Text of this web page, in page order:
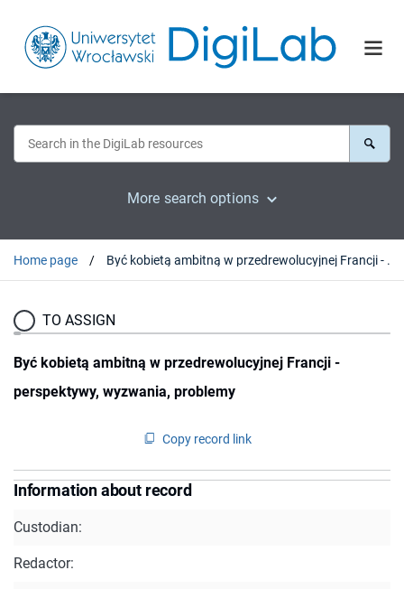
More search options
Home page Być kobietą ambitną w przedrewolucyjnej Francji - perspektywy, wyzwania, problemy
TO ASSIGN
Być kobietą ambitną w przedrewolucyjnej Francji -
perspektywy, wyzwania, problemy
Copy record link
Information about record
Custodian:
Redactor: